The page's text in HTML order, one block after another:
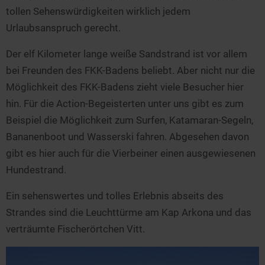
tollen Sehenswürdigkeiten wirklich jedem
Urlaubsanspruch gerecht.
Der elf Kilometer lange weiße Sandstrand ist vor allem
bei Freunden des FKK-Badens beliebt. Aber nicht nur die
Möglichkeit des FKK-Badens zieht viele Besucher hier
hin. Für die Action-Begeisterten unter uns gibt es zum
Beispiel die Möglichkeit zum Surfen, Katamaran-Segeln,
Bananenboot und Wasserski fahren. Abgesehen davon
gibt es hier auch für die Vierbeiner einen ausgewiesenen
Hundestrand.
Ein sehenswertes und tolles Erlebnis abseits des
Strandes sind die Leuchttürme am Kap Arkona und das
verträumte Fischerörtchen Vitt.